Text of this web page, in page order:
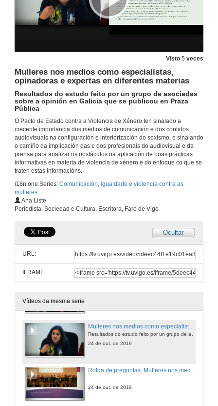
Visto 5 veces
Mulleres nos medios como especialistas,
opinadoras e expertas en diferentes materias
Resultados do estudo feito por un grupo de asociadas
sobre a opinión en Galicia que se publicou en Praza
Pública
O Pacto de Estado contra a Violencia de Xénero ten sinalado a
crecente importancia dos medios de comunicación e dos contidos
audiovisuais na configuración e interiorización do sexismo, e sinalando
o camiño da implicación das e dos profesionais do audiovisual e da
prensa para analizar os obstáculos na aplicación de boas prácticas
informativas en materia de violencia de xénero e do enfoque co que se
traten estas informacións.
i18n.one.Series: Comunicación, igualdade e violencia contra as
mulleres
Ana Liste
Periodista. Sociedad e Cultura. Escritora, Faro de Vigo
Ocultar
URL:
IFRAME:
Vídeos da mesma serie
Presentación de D. Joe Maria Calleja
Conferencia
24 de out. de 2019
Presentación de Pilar Aguilar Carrasco
24 de out. de 2019
Rolda de preguntas. A ficción audiovisual, unha maquinaria de fabricar misoxinia
24 de out. de 2019
Mulleres nos medios como especialistas, opinadoras e expertas en diferentes materias
Mulleres nos medios como especialistas, opinadoras e expertas en diferentes materias
24 de out. de 2019
24 de out. de 2019